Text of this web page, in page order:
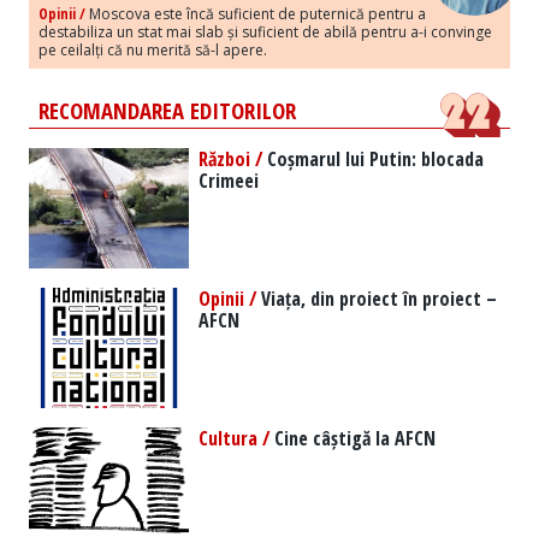
Opinii / Moscova este încă suficient de puternică pentru a
destabiliza un stat mai slab și suficient de abilă pentru a-i convinge
pe ceilalți că nu merită să-l apere.
RECOMANDAREA EDITORILOR
Război /Coșmarul lui Putin: blocada
Crimeei
Opinii /Viața, din proiect în proiect –
AFCN
Cultura /Cine câștigă la AFCN